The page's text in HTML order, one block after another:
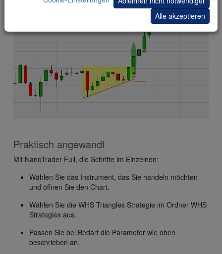
Praktisch angewandt
Mit NanoTrader Full, die Schritte im Einzelnen:
Wählen Sie das Instrument, das Sie handeln möchten
und öffnen Sie den Chart.
Wählen Sie die WHS Triangles Strategie im Ordner WHS
Strategies aus.
Passen Sie bei Bedarf die Parameter wie oben
beschrieben an.
Alle akzeptieren